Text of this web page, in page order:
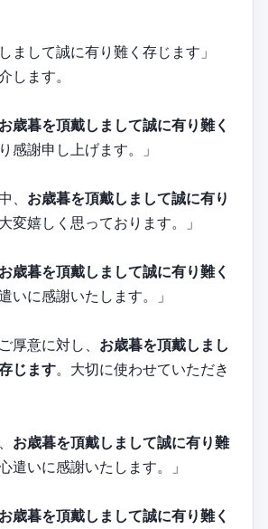
まして誠に有り難く存じます」
します。
お歳暮を頂戴しまして誠に有り難く
感謝申し上げます。」
、 お歳暮を頂戴しまして誠に有り
変嬉しく思っております。」
お歳暮を頂戴しまして誠に有り難く
いに感謝いたします。」
厚意に対し、 お歳暮を頂戴しまし
じます。大切に使わせていただき
お歳暮を頂戴しまして誠に有り難
遣いに感謝いたします。」
お歳暮を頂戴しまして誠に有り難く